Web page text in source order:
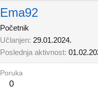
Ema92
Početnik
Učlanjen 29.01.2024.
Poslednja aktivnost
Poruka
0